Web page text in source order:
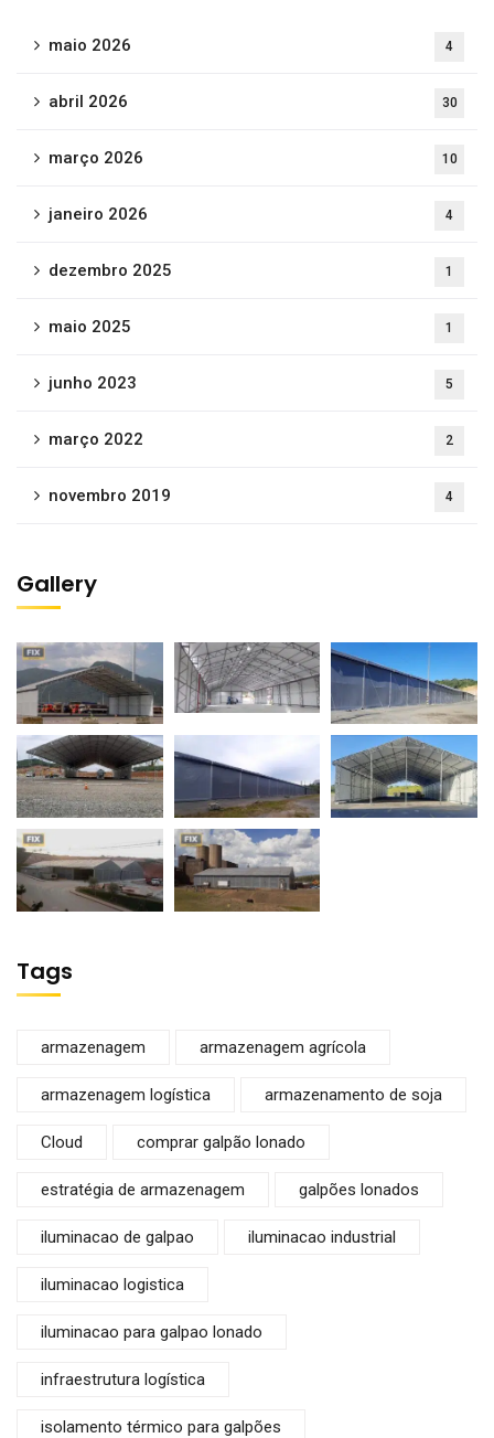
maio 2026 4
abril 2026 30
março 2026 10
janeiro 2026 4
dezembro 2025 1
maio 2025 1
junho 2023 5
março 2022 2
novembro 2019 4
Gallery
Tags
armazenagem armazenagem agrícola
armazenagem logística armazenamento de soja
Cloud comprar galpão lonado
estratégia de armazenagem galpões lonados
iluminacao de galpao iluminacao industrial
iluminacao logistica
iluminacao para galpao lonado
infraestrutura logística
isolamento térmico para galpões